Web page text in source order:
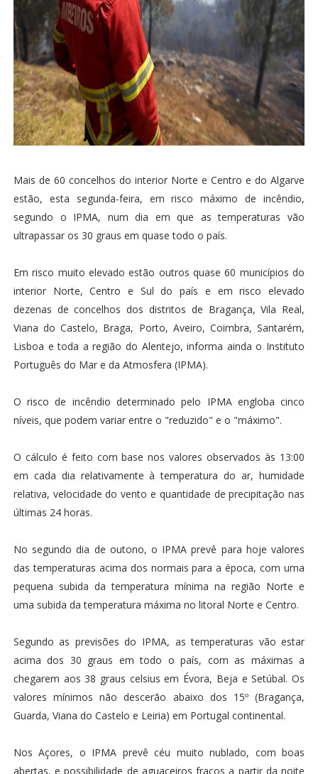
Mais de 60 concelhos do interior Norte e Centro e do Algarve
estão, esta segunda-feira, em risco máximo de incêndio,
segundo o IPMA, num dia em que as temperaturas vão
ultrapassar os 30 graus em quase todo o país.
Em risco muito elevado estão outros quase 60 municípios do
interior Norte, Centro e Sul do país e em risco elevado
dezenas de concelhos dos distritos de Bragança, Vila Real,
Viana do Castelo, Braga, Porto, Aveiro, Coimbra, Santarém,
Lisboa e toda a região do Alentejo, informa ainda o Instituto
Português do Mar e da Atmosfera (IPMA).
O risco de incêndio determinado pelo IPMA engloba cinco
níveis, que podem variar entre o "reduzido" e o "máximo".
O cálculo é feito com base nos valores observados às 13:00
em cada dia relativamente à temperatura do ar, humidade
relativa, velocidade do vento e quantidade de precipitação nas
últimas 24 horas.
No segundo dia de outono, o IPMA prevê para hoje valores
das temperaturas acima dos normais para a época, com uma
pequena subida da temperatura mínima na região Norte e
uma subida da temperatura máxima no litoral Norte e Centro.
Segundo as previsões do IPMA, as temperaturas vão estar
acima dos 30 graus em todo o país, com as máximas a
chegarem aos 38 graus celsius em Évora, Beja e Setúbal. Os
valores mínimos não descerão abaixo dos 15º (Bragança,
Guarda, Viana do Castelo e Leiria) em Portugal continental.
Nos Açores, o IPMA prevê céu muito nublado, com boas
abertas, e possibilidade de aguaceiros fracos a partir da noite